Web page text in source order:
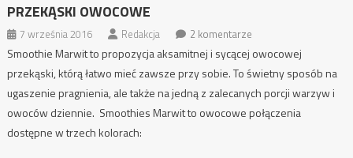
PRZEKĄSKI OWOCOWE
7 września 2016 Redakcja 2 komentarze
Smoothie Marwit to propozycja aksamitnej i sycącej owocowej
przekąski, którą łatwo mieć zawsze przy sobie. To świetny sposób na
ugaszenie pragnienia, ale także na jedną z zalecanych porcji warzyw i
owoców dziennie. Smoothies Marwit to owocowe połączenia
dostępne w trzech kolorach: